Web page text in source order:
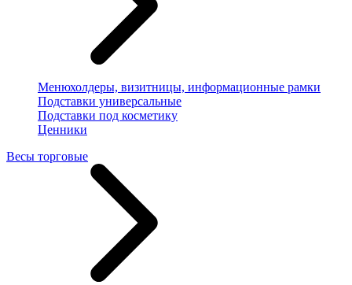
Менюхолдеры, визитницы, информационные рамки
Подставки универсальные
Подставки под косметику
Ценники
Весы торговые